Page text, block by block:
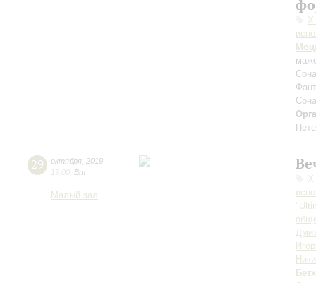
Х
29 октября 2019
19:00
Вт
Малый зал
Х